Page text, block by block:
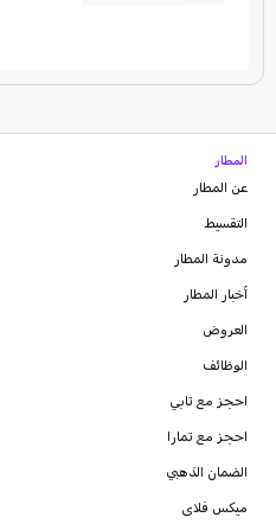
المطار
عن المطار
التقسيط
مدونة المطار
أخبار المطار
العروض
الوظائف
احجز مع تابي
احجز مع تمارا
الضمان الذهبي
ميكس فلاى